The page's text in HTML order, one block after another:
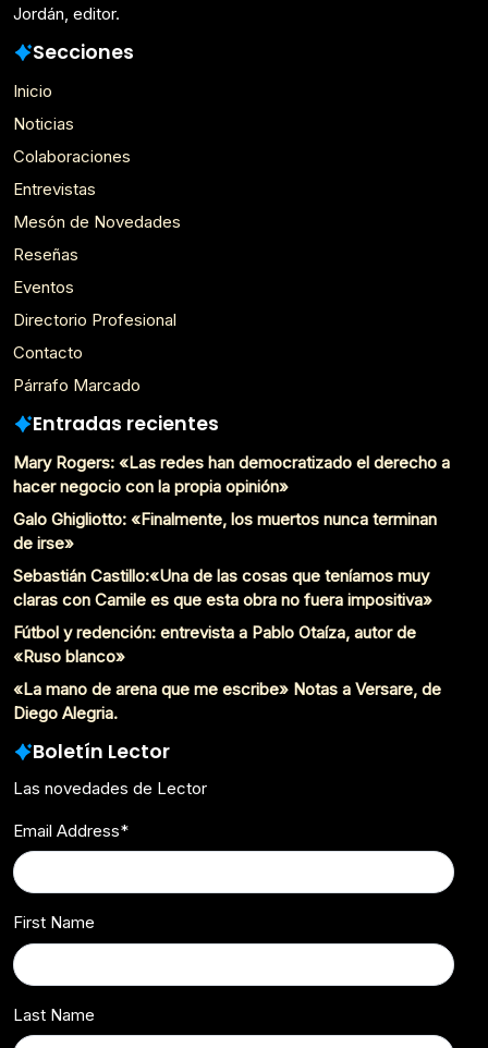
Jordán, editor.
Secciones
Inicio
Noticias
Colaboraciones
Entrevistas
Mesón de Novedades
Reseñas
Eventos
Directorio Profesional
Contacto
Párrafo Marcado
Entradas recientes
Mary Rogers: «Las redes han democratizado el derecho a
hacer negocio con la propia opinión»
Galo Ghigliotto: «Finalmente, los muertos nunca terminan
de irse»
Sebastián Castillo:«Una de las cosas que teníamos muy
claras con Camile es que esta obra no fuera impositiva»
Fútbol y redención: entrevista a Pablo Otaíza, autor de
«Ruso blanco»
«La mano de arena que me escribe» Notas a Versare, de
Diego Alegria.
Boletín Lector
Las novedades de Lector
Email Address*
First Name
Last Name